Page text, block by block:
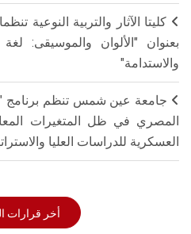
كليتا الآثار والتربية النوعية
بعنوان "الألوان والموسيقى:
والاستدامة"
جامعة عين شمس تنظم برنامج
المصري في ظل المتغيرات
العسكرية للدراسات العليا
أخر قرارات